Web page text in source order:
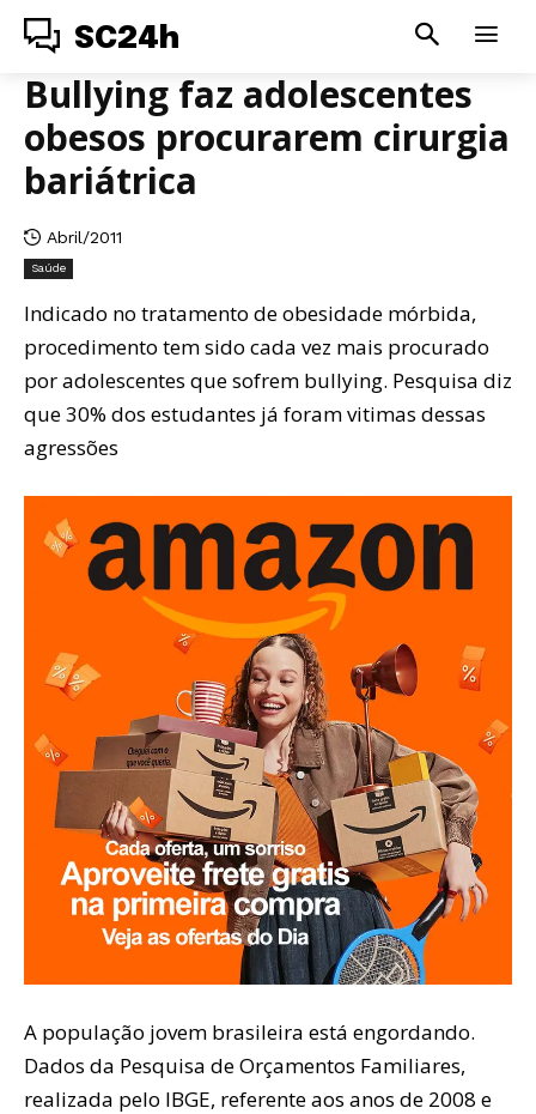
SC24h
Bullying faz adolescentes
obesos procurarem cirurgia
bariátrica
Abril/2011
Saúde
Indicado no tratamento de obesidade mórbida,
procedimento tem sido cada vez mais procurado
por adolescentes que sofrem bullying. Pesquisa diz
que 30% dos estudantes já foram vitimas dessas
agressões
A população jovem brasileira está engordando.
Dados da Pesquisa de Orçamentos Familiares,
realizada pelo IBGE, referente aos anos de 2008 e